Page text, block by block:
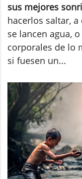
sus mejores
hacerlos saltar,
se lancen agua,
corporales de lo
si fuesen un...